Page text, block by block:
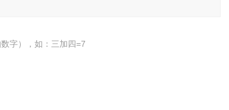
字），如：三加四=7